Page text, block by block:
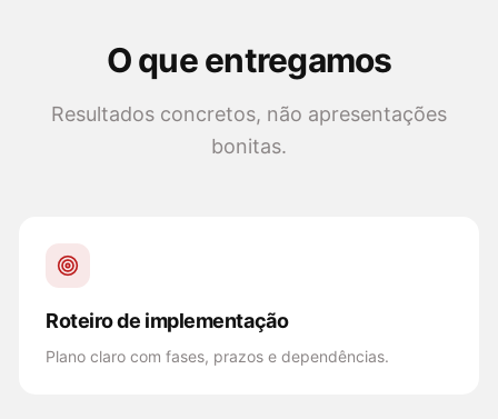
O que entregamos
Resultados concretos, não apresentações
bonitas.
Roteiro de implementação
Plano claro com fases, prazos e dependências.